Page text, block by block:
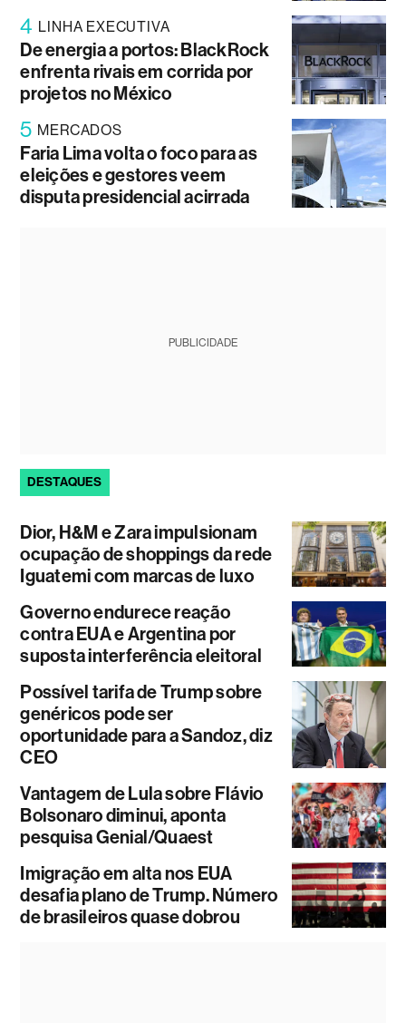
4 LINHA EXECUTIVA
De energia a portos: BlackRock
enfrenta rivais em corrida por
projetos no México
5 MERCADOS
Faria Lima volta o foco para as
eleições e gestores veem
disputa presidencial acirrada
PUBLICIDADE
DESTAQUES
Dior, H&M e Zara impulsionam
ocupação de shoppings da rede
Iguatemi com marcas de luxo
Governo endurece reação
contra EUA e Argentina por
suposta interferência eleitoral
Possível tarifa de Trump sobre
genéricos pode ser
oportunidade para a Sandoz, diz
CEO
Vantagem de Lula sobre Flávio
Bolsonaro diminui, aponta
pesquisa Genial/Quaest
Imigração em alta nos EUA
desafia plano de Trump. Número
de brasileiros quase dobrou